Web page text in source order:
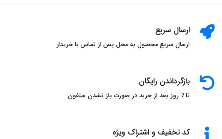
ارسال سریع
ارسال سریع محصول به محل پس از تماس با خریدار
بازگرداندن رایگان
تا 7 روز بعد از خرید در صورت باز نشدن سلفون
کد تخفیف و اشتراک ویژه